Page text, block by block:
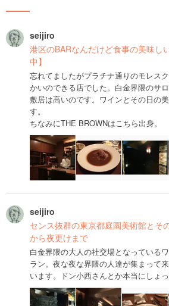
seijiro
港区のBARなんだけど食事の美味し
中】
忘れてましたがプラチナ通りのモレス
かいのできる店でした。白金界隈のサ
敷居は高いのです。ワインとその日の
す。
ちなみにTHE BROWNはこちら出身。
seijiro
センス抜群の東京都庭園美術館とそ
から夜更けまで
白金界隈の大人の社交場となっている
ラン。夜な夜な界隈の人達が集まって
います。ドン小西さんとか本当にしょっ